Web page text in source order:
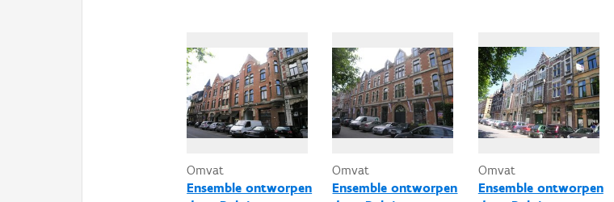
Omvat
Ensemble ontworpen
Omvat
Ensemble ontworpen
Omvat
Ensemble ontworpen